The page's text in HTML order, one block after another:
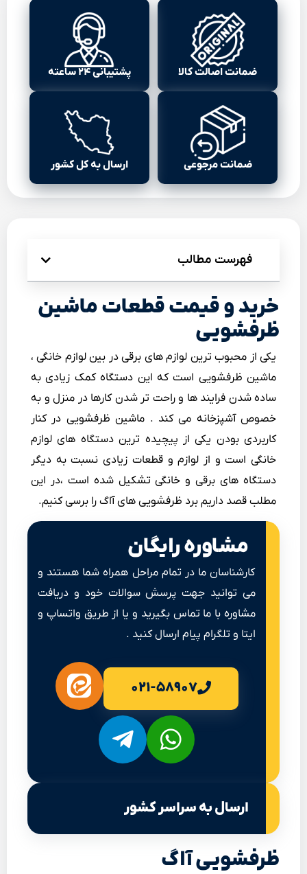
ضمانت اصالت کالا پشتیبانی ۲۴ ساعته
ضمانت مرجوعی ارسال به کل کشور
فهرست مطالب
خرید و قیمت قطعات ماشین
ظرفشویی
یکی از محبوب ترین لوازم های برقی در بین لوازم خانگی ،
ماشین ظرفشویی است که این دستگاه کمک زیادی به
ساده شدن فرایند ها و راحت تر شدن کارها در منزل و به
خصوص آشپزخانه می کند . ماشین ظرفشویی در کنار
کاربردی بودن یکی از پیچیده ترین دستگاه های لوازم
خانگی است و از لوازم و قطعات زیادی نسبت به دیگر
دستگاه های برقی و خانگی تشکیل شده است ،در این
مطلب قصد داریم برد ظرفشویی های آاگ را برسی کنیم.
مشاوره رایگان
کارشناسان ما در تمام مراحل همراه شما هستند و
می توانید جهت پرسش سوالات خود و دریافت
مشاوره با ما تماس بگیرید و یا از طریق واتساپ و
ایتا و تلگرام پیام ارسال کنید .
۰۲۱-۵۸۹۰۷
ارسال به سراسر کشور
ظرفشویی آاگ